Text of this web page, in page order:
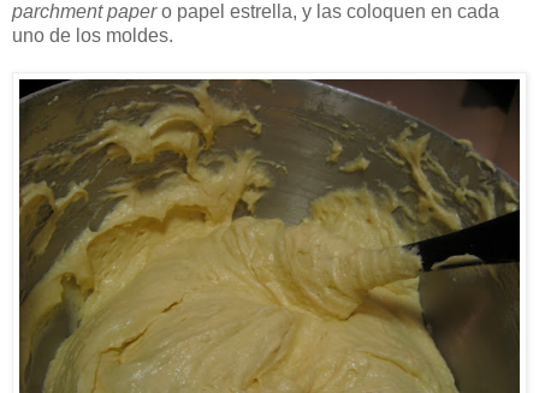
parchment papero papel estrella, y las coloquen en cada
uno de los moldes.